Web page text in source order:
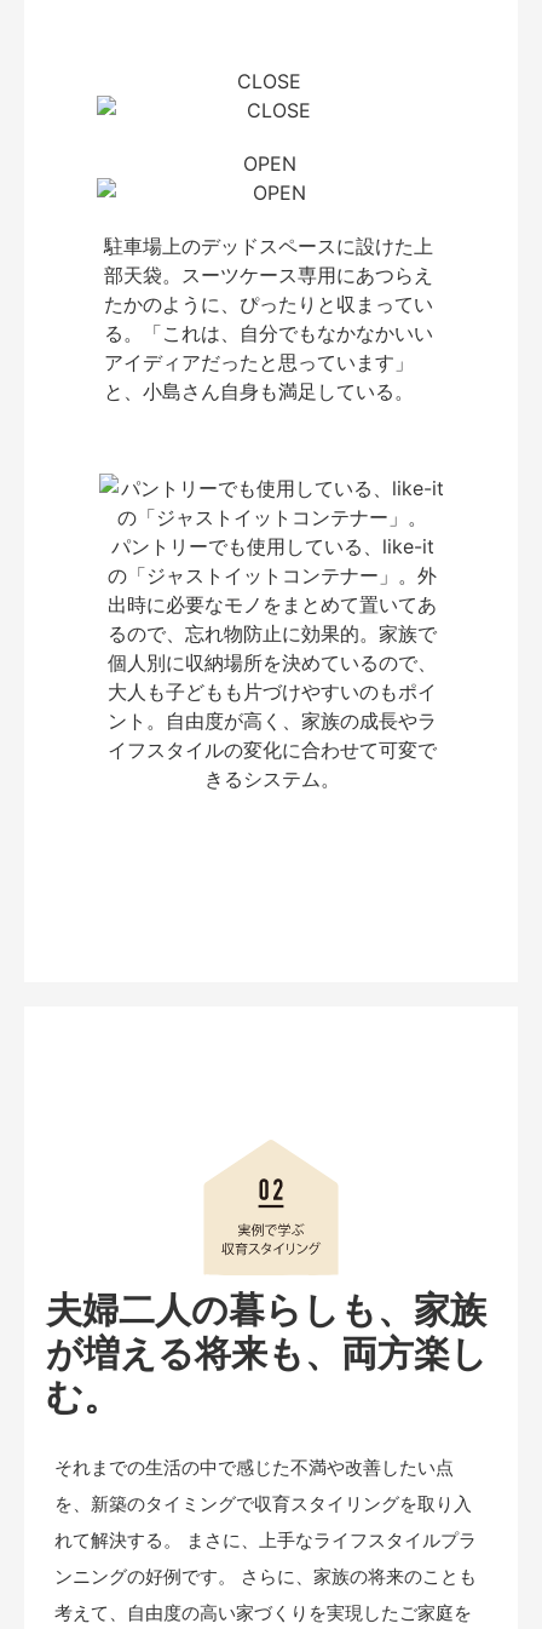
CLOSE
OPEN
駐車場上のデッドスペースに設けた上
部天袋。スーツケース専用にあつらえ
たかのように、ぴったりと収まってい
る。「これは、自分でもなかなかいい
アイディアだったと思っています」
と、小島さん自身も満足している。
パントリーでも使用している、like-it
の「ジャストイットコンテナー」。外
出時に必要なモノをまとめて置いてあ
るので、忘れ物防止に効果的。家族で
個人別に収納場所を決めているので、
大人も子どもも片づけやすいのもポイ
ント。自由度が高く、家族の成長やラ
イフスタイルの変化に合わせて可変で
きるシステム。
夫婦二人の暮らしも、家族
が増える将来も、両方楽し
む。
それまでの生活の中で感じた不満や改善したい点
を、新築のタイミングで収育スタイリングを取り入
れて解決する。 まさに、上手なライフスタイルプラ
ンニングの好例です。 さらに、家族の将来のことも
考えて、自由度の高い家づくりを実現したご家庭を